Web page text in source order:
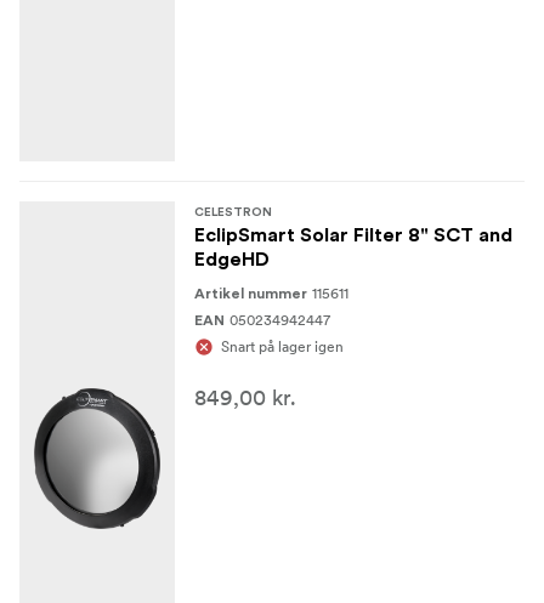
CELESTRON
EclipSmart Solar Filter 8" SCT and
EdgeHD
Artikel nummer 115611
EAN 050234942447
Snart på lager igen
849,00 kr.